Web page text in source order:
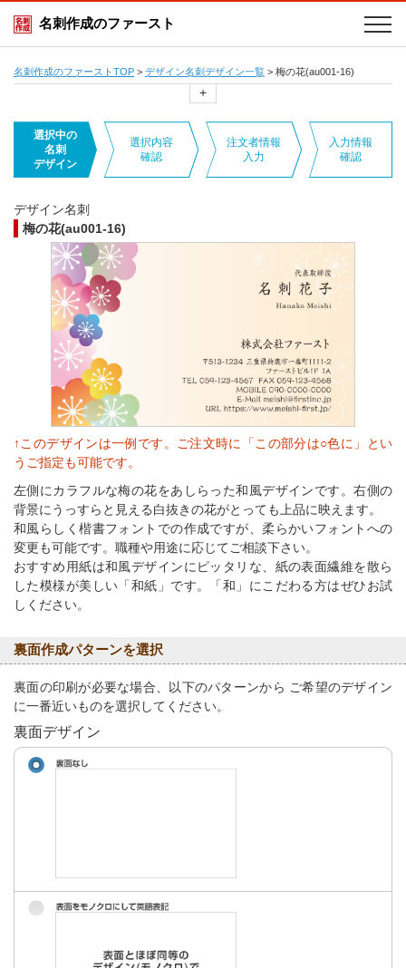
名刺作成のファースト
名刺作成のファーストTOP > デザイン名刺デザイン一覧 > 梅の花(au001-16)
+
選択中の
名刺
デザイン
選択内容
確認
注文者情報
入力
入力情報
確認
デザイン名刺
梅の花(au001-16)
↑このデザインは一例です。ご注文時に「この部分は○色に」とい
うご指定も可能です。
左側にカラフルな梅の花をあしらった和風デザインです。右側の
背景にうっすらと見える白抜きの花がとっても上品に映えます。
和風らしく楷書フォントでの作成ですが、柔らかいフォントへの
変更も可能です。職種や用途に応じてご相談下さい。
おすすめ用紙は和風デザインにピッタリな、紙の表面繊維を散ら
した模様が美しい「和紙」です。「和」にこだわる方はぜひお試
しください。
裏面作成パターンを選択
裏面の印刷が必要な場合、以下のパターンから ご希望のデザイン
に一番近いものを選択してください。
裏面デザイン